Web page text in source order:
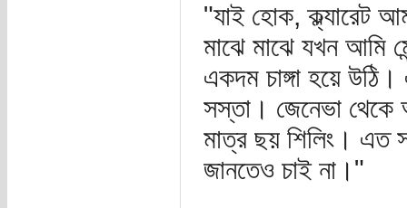
"যাই হোক, ক্ল্যারেট
মাঝে মাঝে যখন আমি
একদম চাঙ্গা হয়ে
সস্তা। জেনেভা থেকে
মাত্র ছয় শিলিং। এত
জানতেও চাই না।"